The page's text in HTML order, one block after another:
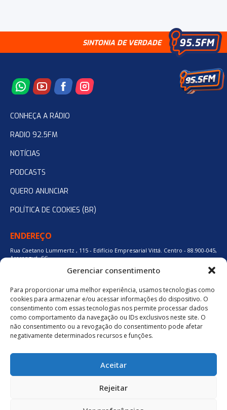
Gerenciar consentimento
Para proporcionar uma melhor experiência, usamos tecnologias como
cookies para armazenar e/ou acessar informações do dispositivo. O
consentimento com essas tecnologias nos permite processar dados
como comportamento da navegação ou IDs exclusivos neste site. O
não consentimento ou a revogação do consentimento pode afetar
negativamente determinados recursos e funções.
Aceitar
Rejeitar
SINTONIA DE VERDADE
CONHEÇA A RÁDIO
RADIO 92.5FM
NOTÍCIAS
PODCASTS
QUERO ANUNCIAR
POLÍTICA DE COOKIES (BR)
ENDEREÇO
Rua Caetano Lummertz , 115 - Edifício Empresarial Vittá. Centro - 88.900-045,
Araranguá, SC.
48 3524-0137
48 9880-84667